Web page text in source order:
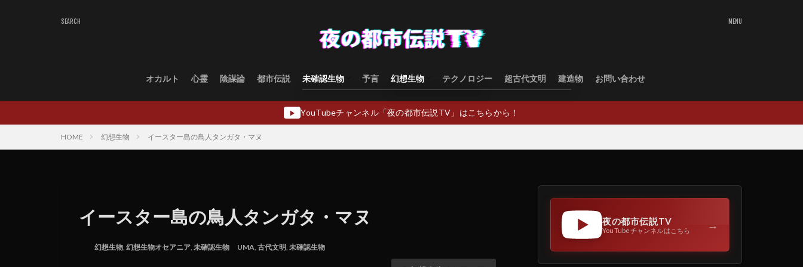
オカルト 心霊 陰謀論 都市伝説 未確認生物
水棲型
類人猿型
飛行生物型
予言 幻想生物
幻想生物日本
幻想生物ヨーロッパ
幻想生物アジア
幻想生物オセアニア
幻想生物中東
テクノロジー 超古代文明 建造物 お問い合わせ
▶ YouTubeチャンネル「夜の都市伝説TV」はこちらから！
HOME 幻想生物 イースター島の鳥人タンガタ・マヌ
イースター島の鳥人タンガタ・マヌ
幻想生物, 幻想生物オセアニア, 未確認生物 UMA, 古代文明, 未確認生物
夜の都市伝説TV
YouTubeチャンネルはこちら →